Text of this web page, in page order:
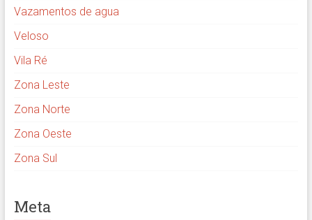
Vazamentos de agua
Veloso
Vila Ré
Zona Leste
Zona Norte
Zona Oeste
Zona Sul
Meta